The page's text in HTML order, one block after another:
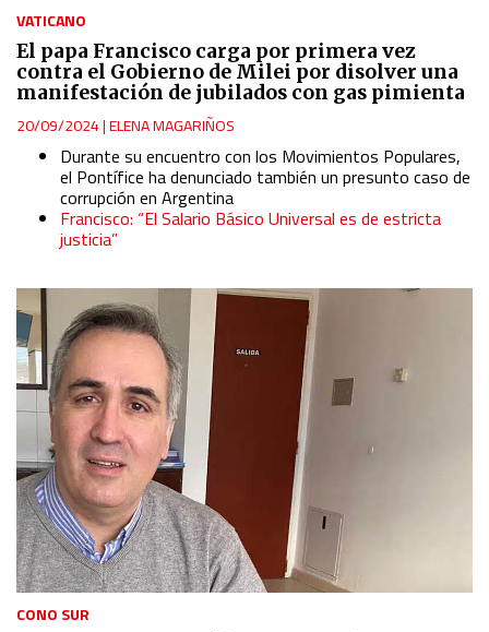
VATICANO
El papa Francisco carga por primera vez
contra el Gobierno de Milei por disolver una
manifestación de jubilados con gas pimienta
20/09/2024|ELENA MAGARIÑOS
Durante su encuentro con los Movimientos Populares,
el Pontífice ha denunciado también un presunto caso de
corrupción en Argentina
Francisco: “El Salario Básico Universal es de estricta
justicia”
CONO SUR